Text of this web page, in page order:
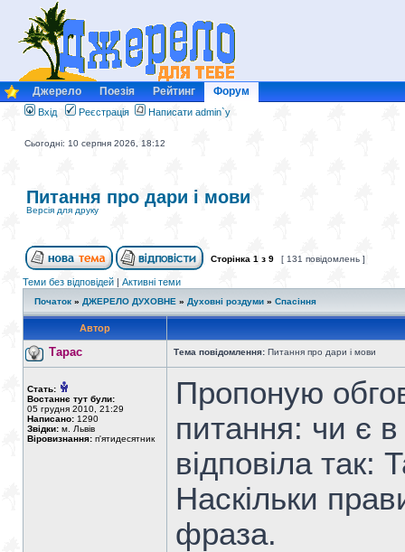
Джерело Поезія Рейтинг Форум
Вхід Реєстрація Написати admin`у
Сьогодні: 10 серпня 2026, 18:12
Питання про дари і мови
Версія для друку
Сторінка 1 з 9 [ 131 повідомлень ]
Теми без відповідей | Активні теми
Початок » ДЖЕРЕЛО ДУХОВНЕ » Духовні роздуми » Спасіння
Автор
Тарас Тема повідомлення: Питання про дари і мови
Стать:
Востаннє тут були:
05 грудня 2010, 21:29
Написано: 1290
Звідки: м. Львів
Віровизнання: п'ятидесятник
Пропоную
питання: чи є
відповіла
Наскільки
фраза.